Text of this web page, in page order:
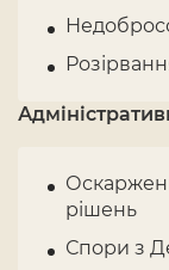
рішень
Спори з